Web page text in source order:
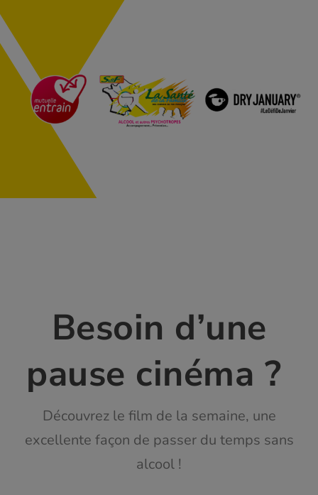
Besoin d’une
pause cinéma ?
Découvrez le film de la semaine, une
excellente façon de passer du temps sans
alcool !